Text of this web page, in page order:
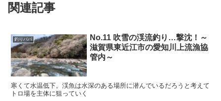
関連記事
釣りパパ
No.11 吹雪の渓流釣り…撃沈！～
滋賀県東近江市の愛知川上流漁協
管内～
寒くて水温低下。渓魚は水深のある場所に潜んでいるだろうと考えて
トロ場を主体に狙っていく